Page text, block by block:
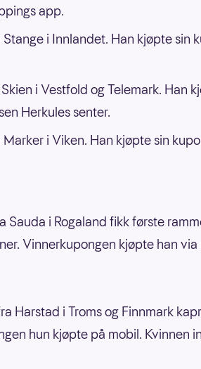
app.
i Innlandet. Han kjøpte sin
i Vestfold og Telemark. Han
Herkules senter.
i Viken. Han kjøpte sin
Sauda i Rogaland fikk første
Vinnerkupongen kjøpte han via
Harstad i Troms og Finnmark
hun kjøpte på mobil. Kvinnen